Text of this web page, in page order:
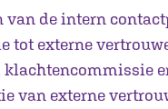
van de intern
tot externe
van externe